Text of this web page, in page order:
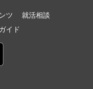
ツ
就活相談
イド